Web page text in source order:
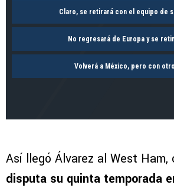
Claro, se retirará con el equipo de
No regresará de Europa y se
Volverá a México, pero con
Así llegó Álvarez al West Ham,
disputa su quinta temporada